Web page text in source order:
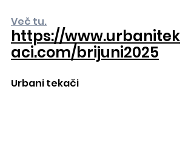
Več tu.
https://www.urbanitek
aci.com/brijuni2025
Urbani tekači